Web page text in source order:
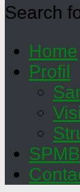
Search
Home
Profil
SPMB